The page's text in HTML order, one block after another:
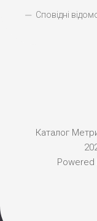
Сповідні
Каталог
Powered